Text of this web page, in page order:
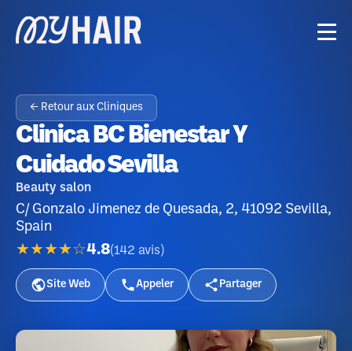
← Retour aux Cliniques
Clinica BC Bienestar Y
Cuidado Sevilla
Beauty salon
C/ Gonzalo Jimenez de Quesada, 2, 41092 Sevilla,
Spain
★★★★☆4.8(142 avis )
Site Web Appeler Partager